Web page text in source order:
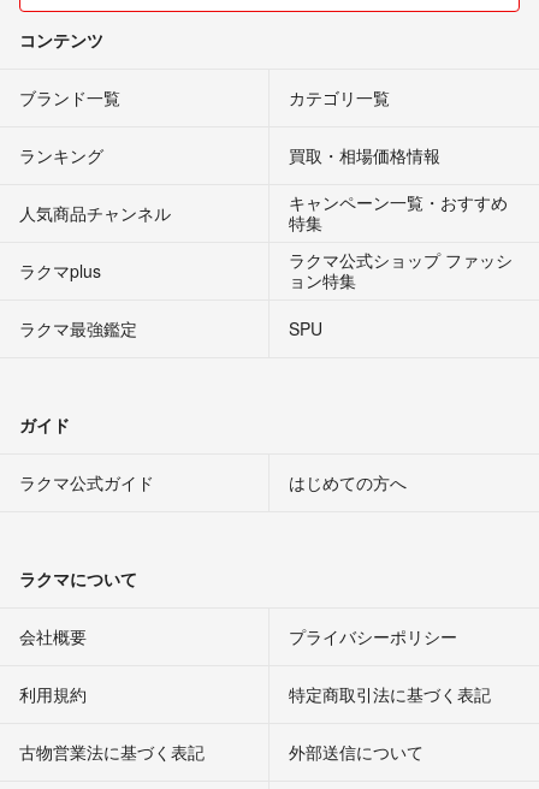
コンテンツ
ブランド一覧 カテゴリ一覧
ランキング 買取・相場価格情報
人気商品チャンネル
キャンペーン一覧・おすすめ
特集
ラクマplus
ラクマ公式ショップ ファッシ
ョン特集
ラクマ最強鑑定
SPU
ガイド
ラクマ公式ガイド はじめての方へ
ラクマについて
会社概要 プライバシーポリシー
利用規約 特定商取引法に基づく表記
古物営業法に基づく表記 外部送信について